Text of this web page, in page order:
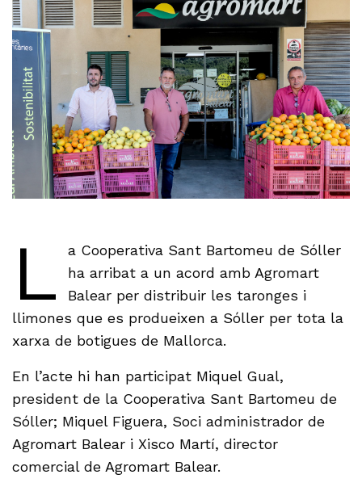
L
a Cooperativa Sant Bartomeu de Sóller
ha arribat a un acord amb Agromart
Balear per distribuir les taronges i
llimones que es produeixen a Sóller per tota la
xarxa de botigues de Mallorca.
En l’acte hi han participat Miquel Gual,
president de la Cooperativa Sant Bartomeu de
Sóller; Miquel Figuera, Soci administrador de
Agromart Balear i Xisco Martí, director
comercial de Agromart Balear.